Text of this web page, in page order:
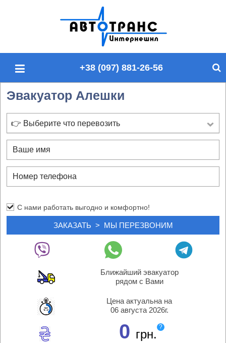
п
й
у
+38 (097) 881-26-56
Эвакуатор Алешки
👉 Выберите что перевозить
С нами работать выгодно и комфортно!
Ближайший эвакуатор
рядом с Вами
Цена актуальна на
06 августа 2026г.
0 грн.
?